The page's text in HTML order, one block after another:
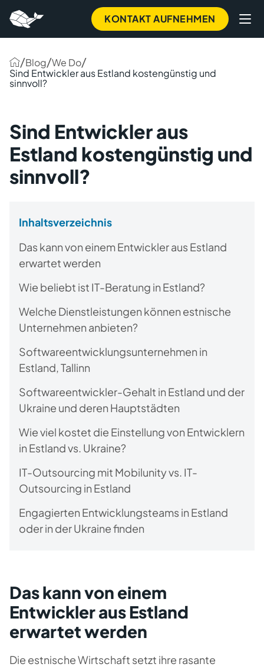
KONTAKT AUFNEHMEN
/Blog/We Do/
Sind Entwickler aus Estland kostengünstig und
sinnvoll?
Sind Entwickler aus
Estland kostengünstig und
sinnvoll?
Inhaltsverzeichnis
Das kann von einem Entwickler aus Estland
erwartet werden
Wie beliebt ist IT-Beratung in Estland?
Welche Dienstleistungen können estnische
Unternehmen anbieten?
Softwareentwicklungsunternehmen in
Estland, Tallinn
Softwareentwickler-Gehalt in Estland und der
Ukraine und deren Hauptstädten
Wie viel kostet die Einstellung von Entwicklern
in Estland vs. Ukraine?
IT-Outsourcing mit Mobilunity vs. IT-
Outsourcing in Estland
Engagierten Entwicklungsteams in Estland
oder in der Ukraine finden
Das kann von einem
Entwickler aus Estland
erwartet werden
Die estnische Wirtschaft setzt ihre rasante